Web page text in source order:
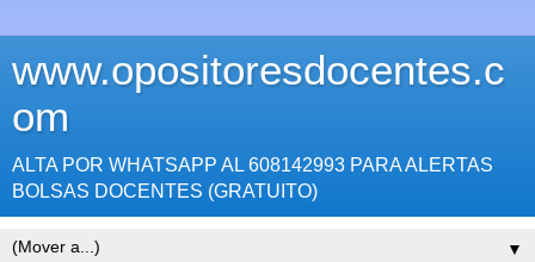
www.opositoresdocentes.c
om
ALTA POR WHATSAPP AL 608142993 PARA ALERTAS
BOLSAS DOCENTES (GRATUITO)
▼